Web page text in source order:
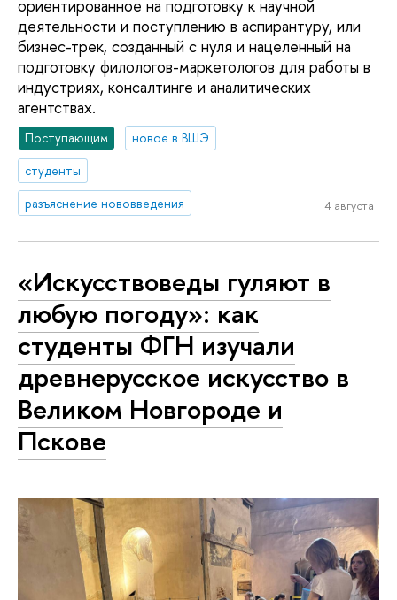
ориентированное на подготовку к научной
деятельности и поступлению в аспирантуру, или
бизнес-трек, созданный с нуля и нацеленный на
подготовку филологов-маркетологов для работы в
индустриях, консалтинге и аналитических
агентствах.
Поступающим
новое в ВШЭ
студенты
разъяснение нововведения
4 августа
«Искусствоведы гуляют в
любую погоду»: как
студенты ФГН изучали
древнерусское искусство в
Великом Новгороде и
Пскове